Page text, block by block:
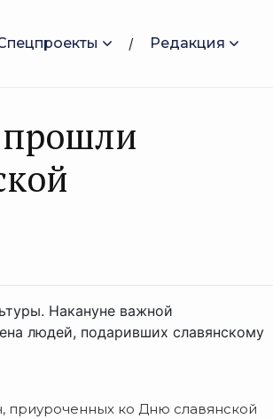
Редакция
прошли
Накануне важной
людей, подаривших славянскому
приуроченных ко Дню славянской